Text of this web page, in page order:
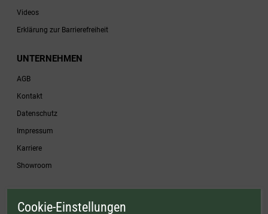
Videos
Erklärung zur Barrierefreiheit
UNTERNEHMEN
AGB
Kontakt
Datenschutz
Impressum
Karriere
Showroom
* Gültig bis einschließlich 17.08.2026. Keine Barauszahlung möglich. Nicht mit
Cookie-Einstellungen